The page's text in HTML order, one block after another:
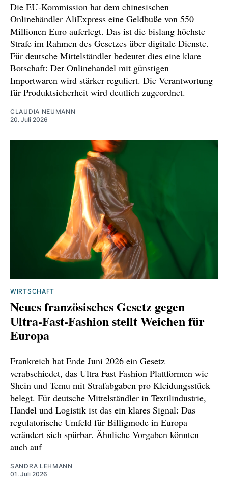
Die EU-Kommission hat dem chinesischen
Onlinehändler AliExpress eine Geldbuße von 550
Millionen Euro auferlegt. Das ist die bislang höchste
Strafe im Rahmen des Gesetzes über digitale Dienste.
Für deutsche Mittelständler bedeutet dies eine klare
Botschaft: Der Onlinehandel mit günstigen
Importwaren wird stärker reguliert. Die Verantwortung
für Produktsicherheit wird deutlich zugeordnet.
CLAUDIA NEUMANN
20. Juli 2026
WIRTSCHAFT
Neues französisches Gesetz gegen
Ultra-Fast-Fashion stellt Weichen für
Europa
Frankreich hat Ende Juni 2026 ein Gesetz
verabschiedet, das Ultra Fast Fashion Plattformen wie
Shein und Temu mit Strafabgaben pro Kleidungsstück
belegt. Für deutsche Mittelständler in Textilindustrie,
Handel und Logistik ist das ein klares Signal: Das
regulatorische Umfeld für Billigmode in Europa
verändert sich spürbar. Ähnliche Vorgaben könnten
auch auf
SANDRA LEHMANN
01. Juli 2026